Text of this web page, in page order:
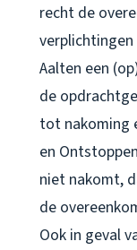
recht de
Aalten een
de
tot nakoming
en
niet nakomt,
de
Ook in geval